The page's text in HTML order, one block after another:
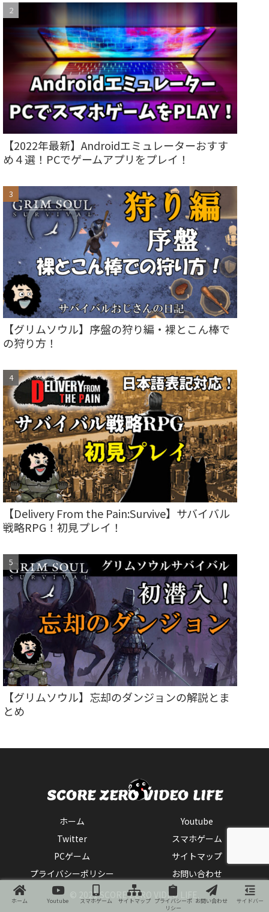
【2022年最新】Androidエミュレーターおすす
め４選！PCでゲームアプリをプレイ！
【グリムソウル】序盤の狩り編・裸とこん棒で
の狩り方！
【Delivery From the Pain:Survive】サバイバル
戦略RPG！初見プレイ！
【グリムソウル】忘却のダンジョンの解説とま
とめ
ホーム
Youtube
Twitter
スマホゲーム
PCゲーム
サイトマップ
プライバシーポリシー
お問い合わせ
© 2021 SCORE ZERO VIDEO LIFE.
ホーム Youtube スマホゲーム サイトマップ プライバシーポ
リシー
お問い合わせ サイドバー